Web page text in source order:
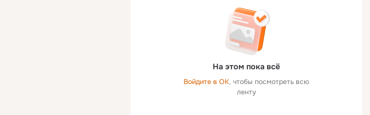
На этом пока всё
Войдите в ОК, чтобы посмотреть всю
ленту